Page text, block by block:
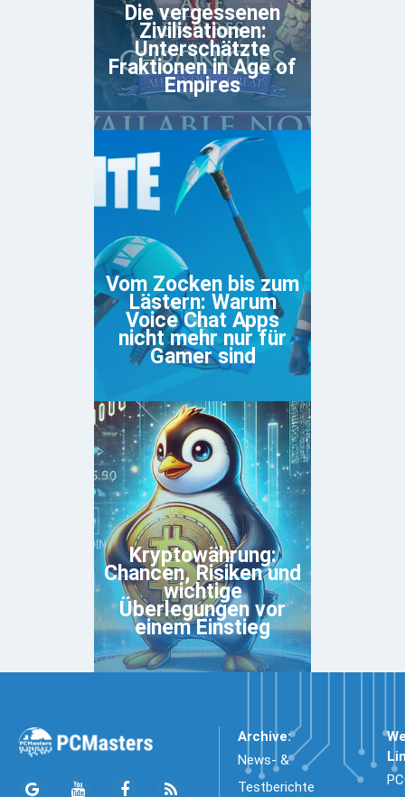
Die vergessenen
Zivilisationen:
Unterschätzte
Fraktionen in Age of
Empires
Vom Zocken bis zum
Lästern: Warum
Voice Chat Apps
nicht mehr nur für
Gamer sind
Kryptowährung:
Chancen, Risiken und
wichtige
Überlegungen vor
einem Einstieg
Archive:
News- &
Testberichte